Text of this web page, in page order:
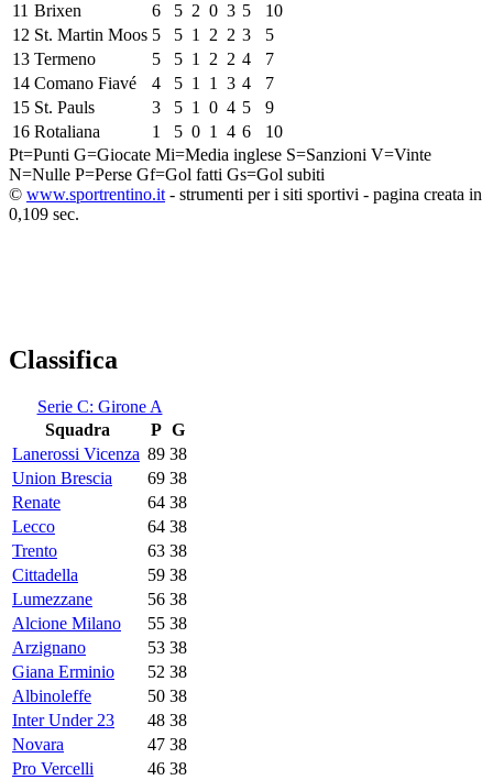
11 Brixen 6 5 2 0 3 5
10
12 St. Martin Moos 5 5 1 2 2 3
5
13 Termeno 5 5 1 2 2 4
7
14 Comano Fiavé 4 5 1 1 3 4
7
15 St. Pauls 3 5 1 0 4 5
9
16 Rotaliana 1 5 0 1 4 6
10
Pt=Punti G=Giocate Mi=Media inglese S=Sanzioni V=Vinte
N=Nulle P=Perse Gf=Gol fatti Gs=Gol subiti
© www.sportrentino.it - strumenti per i siti sportivi - pagina creata in
0,109 sec.
Classifica
Serie C: Girone A
Squadra
P G
Lanerossi Vicenza 89 38
Union Brescia
69 38
Renate
64 38
Lecco
64 38
Trento
63 38
Cittadella
59 38
Lumezzane
56 38
Alcione Milano
55 38
Arzignano
53 38
Giana Erminio
52 38
Albinoleffe
50 38
Inter Under 23
48 38
Novara
47 38
Pro Vercelli
46 38